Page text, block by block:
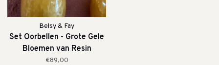
Belsy & Fay
Set Oorbellen - Grote Gele
Bloemen van Resin
€89,00